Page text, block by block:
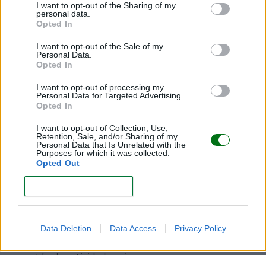
I want to opt-out of the Sharing of my
personal data.
Opted In
I want to opt-out of the Sale of my
Personal Data.
Opted In
I want to opt-out of processing my
Personal Data for Targeted Advertising.
Opted In
I want to opt-out of Collection, Use,
Retention, Sale, and/or Sharing of my
Personal Data that Is Unrelated with the
Purposes for which it was collected.
Opted Out
Data Deletion Data Access Privacy Policy
Fuente Sésamo en el parque de diversiones Selva Mágica
del sitio webhttps://www.selvamagica.com.mx/sesamo/
Ubicación:C. P. del Zoológico 600, Huentitán El Bajo,
5. Natural Adventure
¡Un parque de diversiones al aire libre para toda la
familia!
Te encantará visitar Natural Adventure con tus